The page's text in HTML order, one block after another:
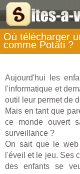
Où télécharger
comme Potati ?
Aujourd'hui les
l'informatique et
outil leur permet de
Mais en tant que
ce monde ouvert
surveillance ?
On sait que le
l'éveil et le jeu. Ses
des enfants se